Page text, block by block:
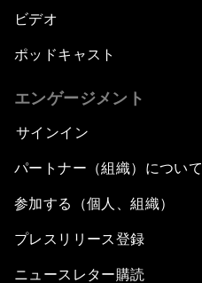
ビデオ
ポッドキャスト
エンゲージメント
サインイン
パートナー（組織）について
参加する（個人、組織）
プレスリリース登録
ニュースレター購読